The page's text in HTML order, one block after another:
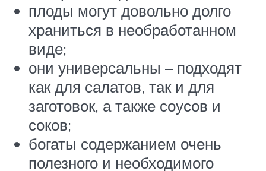
плоды могут довольно долго
храниться в необработанном
виде;
они универсальны – подходят
как для салатов, так и для
заготовок, а также соусов и
соков;
богаты содержанием очень
полезного и необходимого